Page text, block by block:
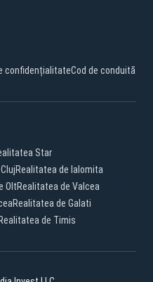
confidențialitateCod de conduită
Star
Realitatea de Ialomita
OltRealitatea de Valcea
Realitatea de Galati
Realitatea de Timis